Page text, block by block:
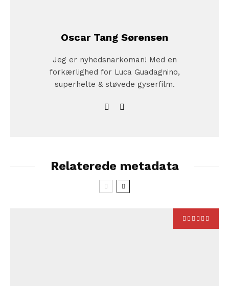
Oscar Tang Sørensen
Jeg er nyhedsnarkoman! Med en
forkærlighed for Luca Guadagnino,
superhelte & støvede gyserfilm.
Relaterede metadata